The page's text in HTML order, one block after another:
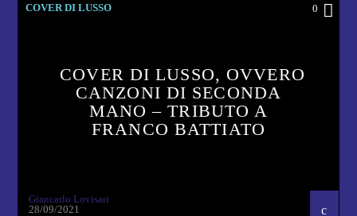
COVER DI LUSSO 0
COVER DI LUSSO, OVVERO
CANZONI DI SECONDA
MANO – TRIBUTO A
FRANCO BATTIATO
Giancarlo Lovisari
28/09/2021